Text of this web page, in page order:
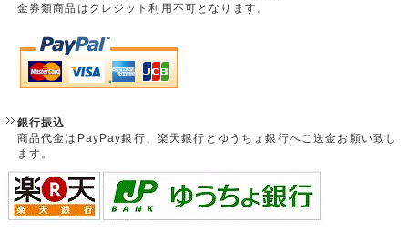
金券類商品はクレジット利用不可となります。
銀行振込
商品代金はPayPay銀行、楽天銀行とゆうちょ銀行へご送金お願い致し
ます。